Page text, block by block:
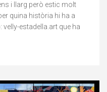
i llarg però estic molt
quina història hi ha a
velly-estadella.art que ha